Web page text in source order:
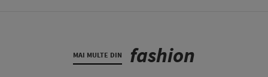
MAI MULTE DIN fashion